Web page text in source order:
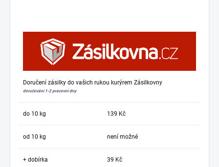
Doručení zásilky do vašich rukou kurýrem Zásilkovny
doručování 1-2 pracovní dny
do 10 kg 139 Kč
od 10 kg není možné
+ dobírka 39 Kč